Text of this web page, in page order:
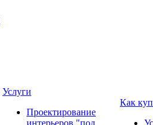
Услуги
Проектирование
интерьеров "под
Как